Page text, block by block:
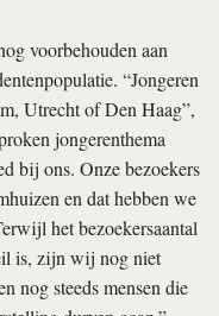
voorbehouden aan
“Jongeren
Utrecht of Den Haag”,
jongerenthema
bij ons. Onze bezoekers
en dat hebben we
het bezoekersaantal
is, zijn wij nog niet
nog steeds mensen die